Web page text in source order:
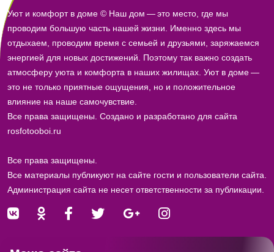
Уют и комфорт в доме © Наш дом — это место, где мы
проводим большую часть нашей жизни. Именно здесь мы
отдыхаем, проводим время с семьей и друзьями, заряжаемся
энергией для новых достижений. Поэтому так важно создать
атмосферу уюта и комфорта в наших жилищах. Уют в доме —
это не только приятные ощущения, но и положительное
влияние на наше самочувствие.
Все права защищены. Создано и разработано для сайта
rosfotooboi.ru
Все права защищены.
Все материалы публикуют на сайте гости и пользователи сайта.
Администрация сайта не несет ответственности за публикации.